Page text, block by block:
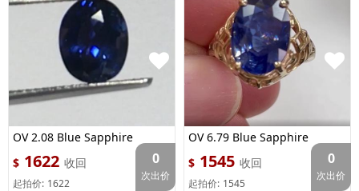
OV 2.08 Blue Sapphire
$ 1622 收回
起拍价: 1622
0
次出价
OV 6.79 Blue Sapphire
$ 1545 收回
起拍价: 1545
0
次出价